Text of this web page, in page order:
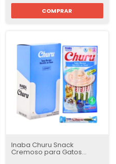
COMPRAR
Inaba Churu Snack
Cremoso para Gatos
Sabor Atun | caja 24 tubos